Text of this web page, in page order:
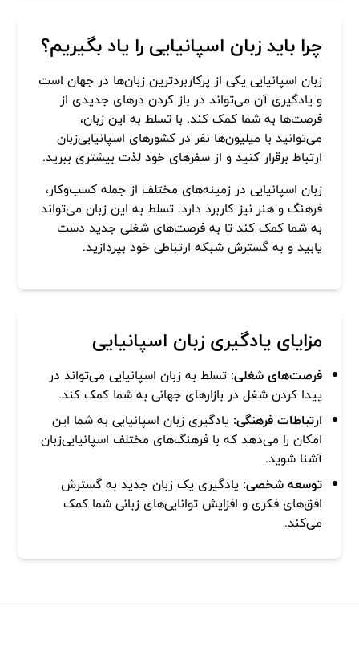
چرا باید زبان اسپانیایی را یاد بگیریم؟
زبان اسپانیایی یکی از پرکاربردترین زبان‌ها در جهان است
و یادگیری آن می‌تواند در باز کردن درهای جدیدی از
فرصت‌ها به شما کمک کند. با تسلط به این زبان،
می‌توانید با میلیون‌ها نفر در کشورهای اسپانیایی‌زبان
ارتباط برقرار کنید و از سفرهای خود لذت بیشتری ببرید.
زبان اسپانیایی در زمینه‌های مختلف از جمله کسب‌وکار،
فرهنگ و هنر نیز کاربرد دارد. تسلط به این زبان می‌تواند
به شما کمک کند تا به فرصت‌های شغلی جدید دست
یابید و به گسترش شبکه ارتباطی خود بپردازید.
مزایای یادگیری زبان اسپانیایی
فرصت‌های شغلی: تسلط به زبان اسپانیایی می‌تواند در
پیدا کردن شغل در بازارهای جهانی به شما کمک کند.
ارتباطات فرهنگی: یادگیری زبان اسپانیایی به شما این
امکان را می‌دهد که با فرهنگ‌های مختلف اسپانیایی‌زبان
آشنا شوید.
توسعه شخصی: یادگیری یک زبان جدید به گسترش
افق‌های فکری و افزایش توانایی‌های زبانی شما کمک
می‌کند.